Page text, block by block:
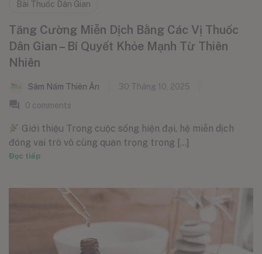
Bài Thuốc Dân Gian
Tăng Cường Miễn Dịch Bằng Các Vị Thuốc
Dân Gian – Bí Quyết Khỏe Mạnh Từ Thiên
Nhiên
Sâm Nấm Thiên Ân
30 Tháng 10, 2025
0 comments
Giới thiệu Trong cuộc sống hiện đại, hệ miễn dịch
đóng vai trò vô cùng quan trọng trong [...]
Đọc tiếp